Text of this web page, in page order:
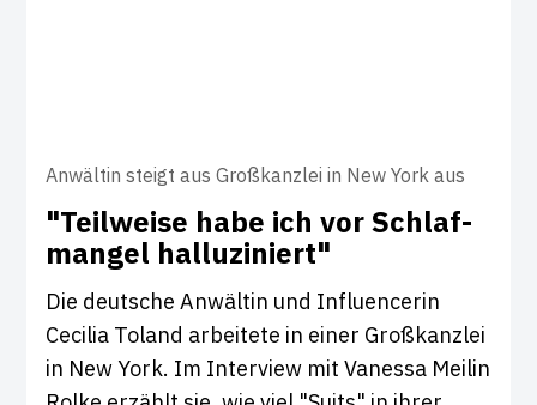
Anwältin steigt aus Großkanzlei in New York aus
"Teil­weise habe ich vor Schlaf­
mangel hal­lu­zi­niert"
Die deutsche Anwältin und Influencerin
Cecilia Toland arbeitete in einer Großkanzlei
in New York. Im Interview mit Vanessa Meilin